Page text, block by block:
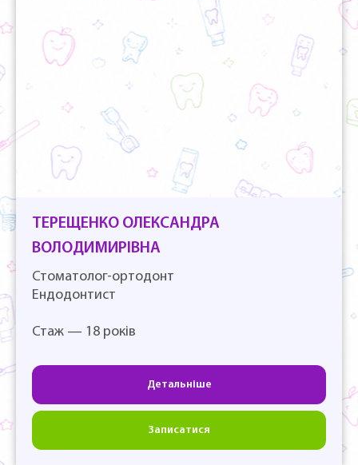
ТЕРЕЩЕНКО ОЛЕКСАНДРА
ВОЛОДИМИРІВНА
Стоматолог-ортодонт
Ендодонтист
Стаж — 18 років
Детальніше
Записатися